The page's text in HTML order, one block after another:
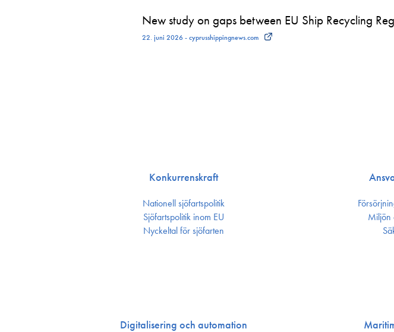
New study on gaps between EU Ship Recycling
22. juni 2026 - cyprusshippingnews.com
Konkurrenskraft
Nationell sjöfartspolitik
Sjöfarts­politik inom EU
Nyckeltal för sjöfarten
Miljön
Digitalisering och automation